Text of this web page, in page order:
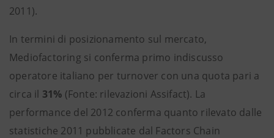
2011).
In termini di posizionamento sul mercato,
Mediofactoring si conferma primo indiscusso
operatore italiano per turnover con una quota pari a
circa il 31% (Fonte: rilevazioni Assifact). La
performance del 2012 conferma quanto rilevato dalle
statistiche 2011 pubblicate dal Factors Chain